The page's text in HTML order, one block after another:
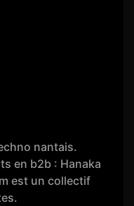
nantais.
en b2b : Hanaka
est un collectif